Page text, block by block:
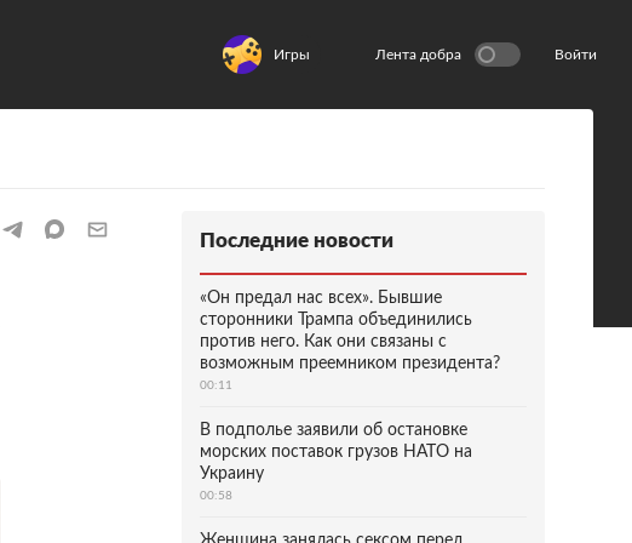
Игры Лента добра Войти
Последние новости
«Он предал нас всех». Бывшие
сторонники Трампа объединились
против него. Как они связаны с
возможным преемником президента?
00:11
В подполье заявили об остановке
морских поставок грузов НАТО на
Украину
00:58